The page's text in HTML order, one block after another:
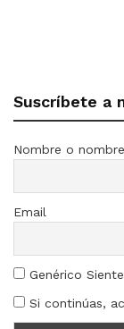
Suscríbete a
Nombre o
Email
Genérico
Si continúas,